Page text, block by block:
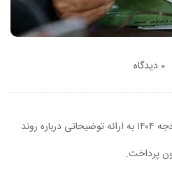
0 دیدگاه
سخنگوی کمیسیون تلفیق لایحه بودجه ۱۴۰۴ به ارائه توضیحاتی درباره روند
پرداخت.